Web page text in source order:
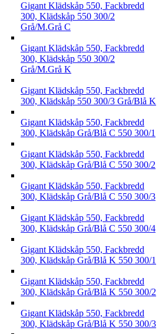
Gigant Klädskåp 550, Fackbredd
300, Klädskåp 550 300/2
Grå/M.Grå C
Gigant Klädskåp 550, Fackbredd
300, Klädskåp 550 300/2
Grå/M.Grå K
Gigant Klädskåp 550, Fackbredd
300, Klädskåp 550 300/3 Grå/Blå K
Gigant Klädskåp 550, Fackbredd
300, Klädskåp Grå/Blå C 550 300/1
Gigant Klädskåp 550, Fackbredd
300, Klädskåp Grå/Blå C 550 300/2
Gigant Klädskåp 550, Fackbredd
300, Klädskåp Grå/Blå C 550 300/3
Gigant Klädskåp 550, Fackbredd
300, Klädskåp Grå/Blå C 550 300/4
Gigant Klädskåp 550, Fackbredd
300, Klädskåp Grå/Blå K 550 300/1
Gigant Klädskåp 550, Fackbredd
300, Klädskåp Grå/Blå K 550 300/2
Gigant Klädskåp 550, Fackbredd
300, Klädskåp Grå/Blå K 550 300/3